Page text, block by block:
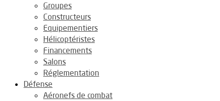
Groupes
Constructeurs
Equipementiers
Hélicoptéristes
Financements
Salons
Réglementation
Défense
Aéronefs de combat